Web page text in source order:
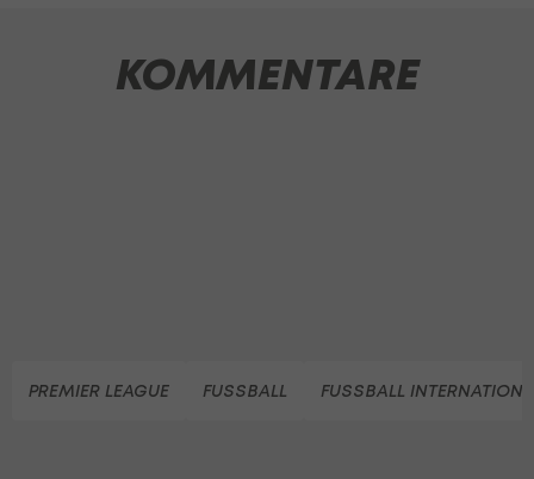
KOMMENTARE
PREMIER LEAGUE FUSSBALL FUSSBALL